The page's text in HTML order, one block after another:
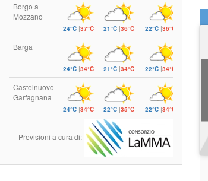
Borgo a
Mozzano
24°C |37°C 21°C |36°C 22°C |36°C
Barga
24°C |34°C 21°C |34°C 22°C |34°C
Castelnuovo
Garfagnana
24°C |34°C 22°C |35°C 22°C |34°C
Previsioni a cura di: